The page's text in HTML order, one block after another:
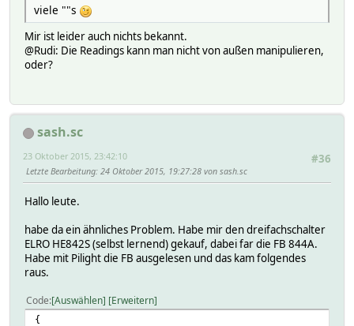
viele ""s
Mir ist leider auch nichts bekannt.
@Rudi: Die Readings kann man nicht von außen manipulieren,
oder?
sash.sc
#36
23 Oktober 2015, 23:42:10
Letzte Bearbeitung: 24 Oktober 2015, 19:27:28 von sash.sc
Hallo leute.
habe da ein ähnliches Problem. Habe mir den dreifachschalter
ELRO HE842S (selbst lernend) gekauf, dabei far die FB 844A.
Habe mit Pilight die FB ausgelesen und das kam folgendes
raus.
Code Auswählen Erweitern
{